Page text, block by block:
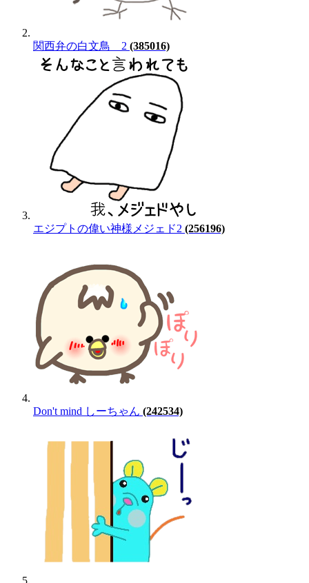
関西弁の白文鳥 2 (385016)
エジプトの偉い神様メジェド2 (256196)
Don't mind しーちゃん (242534)